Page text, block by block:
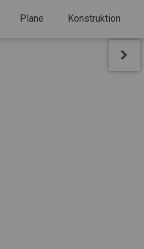
Plane Konstruktion